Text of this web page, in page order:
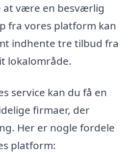
at være en besværlig
fra vores platform kan
indhente tre tilbud fra
lokalområde.
service kan du få en
firmaer, der
Her er nogle fordele
platform: